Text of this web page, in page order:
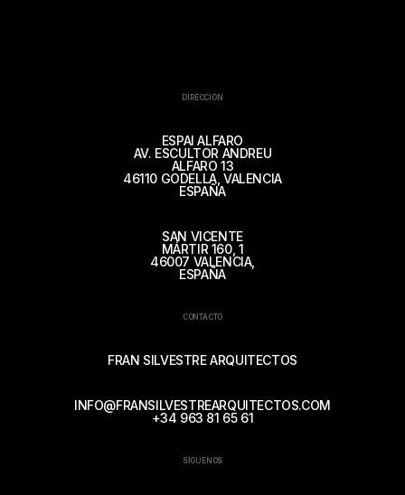
DIRECCIÓN
ESPAI ALFARO
AV. ESCULTOR ANDREU
ALFARO 13
46110 GODELLA, VALENCIA
ESPAÑA
SAN VICENTE
MÁRTIR 160, 1
46007 VALENCIA,
ESPAÑA
CONTACTO
FRAN SILVESTRE ARQUITECTOS
INFO@FRANSILVESTREARQUITECTOS.COM
+34 963 81 65 61
SÍGUENOS